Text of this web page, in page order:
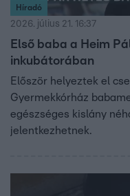
Híradó
2026. július 21. 16:37
Első baba a Heim
inkubátorában
Először helyeztek el
Gyermekkórház
egészséges kislány
jelentkezhetnek.